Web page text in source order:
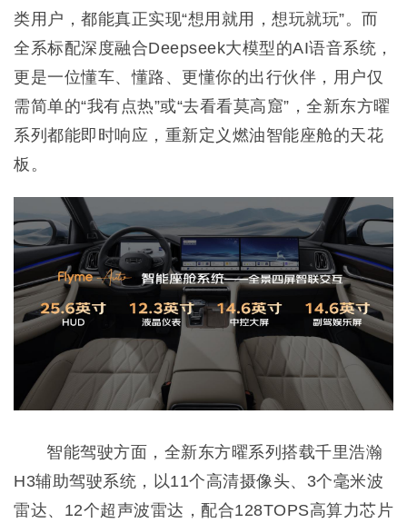
类用户，都能真正实现“想用就用，想玩就玩”。而
全系标配深度融合Deepseek大模型的AI语音系统，
更是一位懂车、懂路、更懂你的出行伙伴，用户仅
需简单的“我有点热”或“去看看莫高窟”，全新东方曜
系列都能即时响应，重新定义燃油智能座舱的天花
板。
智能驾驶方面，全新东方曜系列搭载千里浩瀚
H3辅助驾驶系统，以11个高清摄像头、3个毫米波
雷达、12个超声波雷达，配合128TOPS高算力芯片